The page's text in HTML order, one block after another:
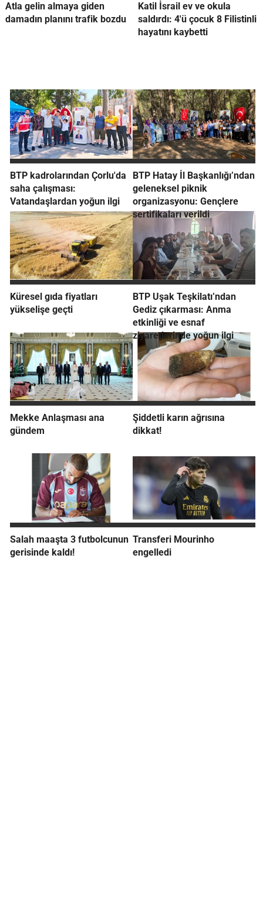
Atla gelin almaya giden
damadın planını trafik bozdu
Katil İsrail ev ve okula
saldırdı: 4'ü çocuk 8 Filistinli
hayatını kaybetti
BTP kadrolarından Çorlu'da
saha çalışması:
Vatandaşlardan yoğun ilgi
BTP Hatay İl Başkanlığı’ndan
geleneksel piknik
organizasyonu: Gençlere
sertifikaları verildi
Küresel gıda fiyatları
yükselişe geçti
BTP Uşak Teşkilatı’ndan
Gediz çıkarması: Anma
etkinliği ve esnaf
ziyaretlerinde yoğun ilgi
Mekke Anlaşması ana
gündem
Şiddetli karın ağrısına
dikkat!
Salah maaşta 3 futbolcunun
gerisinde kaldı!
Transferi Mourinho
engelledi